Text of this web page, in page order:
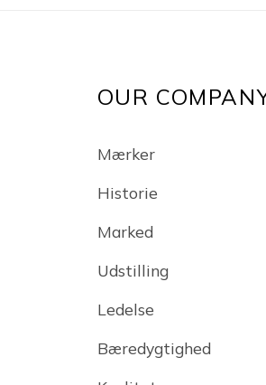
OUR
Mærker
Historie
Marked
Udstilling
Ledelse
Bæredygtighed